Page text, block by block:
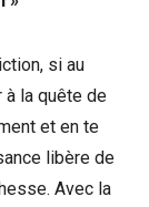
si au
à la quête de
et en te
libère de
Avec la